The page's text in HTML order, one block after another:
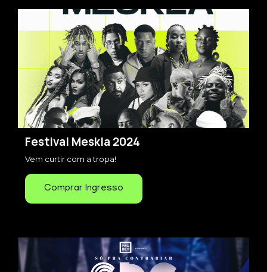
Festival Meskla 2024
Vem curtir com a tropa!
Comprar Ingresso